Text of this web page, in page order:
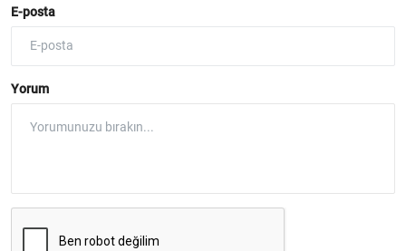
E-posta
Yorum